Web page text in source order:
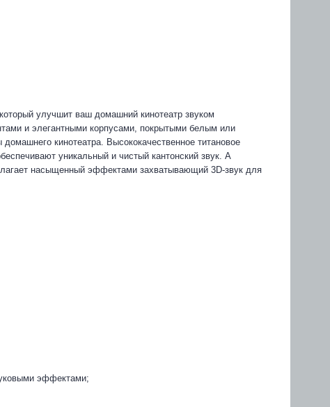
улучшит ваш домашний кинотеатр звуком
и элегантными корпусами, покрытыми белым или
кинотеатра. Высококачественное титановое
уникальный и чистый кантонский звук. А
насыщенный эффектами захватывающий 3D-звук для
эффектами;